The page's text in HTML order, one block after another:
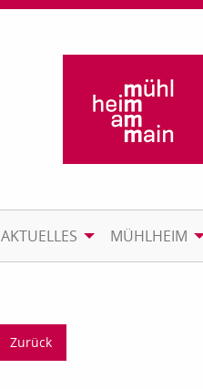
AKTUELLES MÜHLHEIM
Zurück